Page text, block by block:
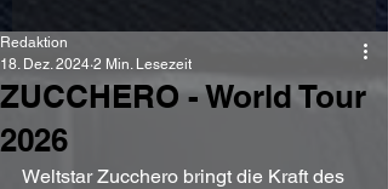
ZUCCHERO - World Tour
2026
Redaktion
18. Dez. 2024 2 Min. Lesezeit
Weltstar Zucchero bringt die Kraft des